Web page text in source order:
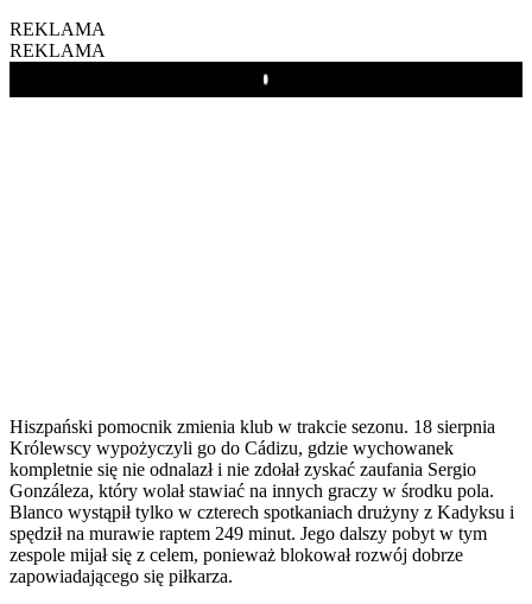
REKLAMA
REKLAMA
Play
Hiszpański pomocnik zmienia klub w trakcie sezonu. 18 sierpnia
Królewscy wypożyczyli go do Cádizu, gdzie wychowanek
kompletnie się nie odnalazł i nie zdołał zyskać zaufania Sergio
Gonzáleza, który wolał stawiać na innych graczy w środku pola.
Blanco wystąpił tylko w czterech spotkaniach drużyny z Kadyksu i
spędził na murawie raptem 249 minut. Jego dalszy pobyt w tym
zespole mijał się z celem, ponieważ blokował rozwój dobrze
zapowiadającego się piłkarza.